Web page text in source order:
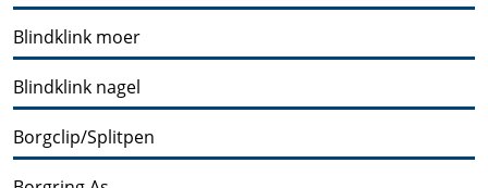
Blindklink moer
Blindklink nagel
Borgclip/Splitpen